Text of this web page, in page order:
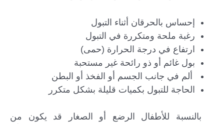
إحساس بالحرقان أثناء التبول
رغبة ملحة ومتكررة في التبول
ارتفاع في درجة الحرارة (حمى)
بول غائم أو ذو رائحة غير مستحبة
ألم في جانب الجسم أو الفخذ أو البطن
الحاجة للتبول بكميات قليلة بشكل متكرر
بالنسبة للأطفال الرضع أو الصغار قد يكون من